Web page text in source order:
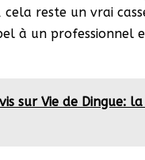
reste un vrai
à un professionnel
sur Vie de Dingue: